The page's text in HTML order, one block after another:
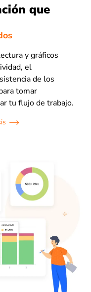
que
y gráficos
el
de los
tomar
tu flujo de trabajo.